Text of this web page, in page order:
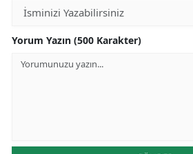
Yorum Yazın (500 Karakter)